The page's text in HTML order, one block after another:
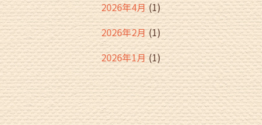
2026年4月(1)
2026年2月(1)
2026年1月(1)
2025年12月(2)
2025年11月(2)